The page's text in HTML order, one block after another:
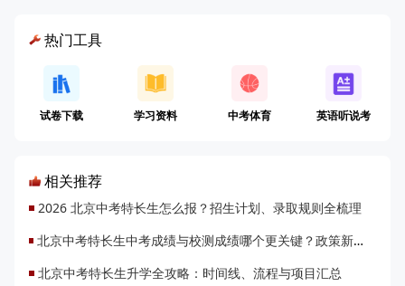
热门工具
试卷下载 学习资料 中考体育 英语听说考
相关推荐
2026 北京中考特长生怎么报？招生计划、录取规则全梳理
北京中考特长生中考成绩与校测成绩哪个更关键？政策新变要注意什么？
北京中考特长生升学全攻略：时间线、流程与项目汇总